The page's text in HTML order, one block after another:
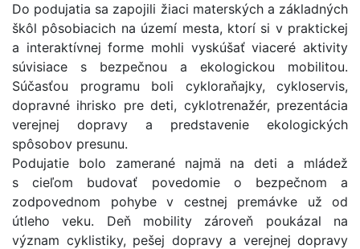
Do podujatia sa zapojili žiaci materských a základných
škôl pôsobiacich na území mesta, ktorí si v praktickej
a interaktívnej forme mohli vyskúšať viaceré aktivity
súvisiace s bezpečnou a ekologickou mobilitou.
Súčasťou programu boli cykloraňajky, cykloservis,
dopravné ihrisko pre deti, cyklotrenažér, prezentácia
verejnej dopravy a predstavenie ekologických
spôsobov presunu.
Podujatie bolo zamerané najmä na deti a mládež
s cieľom budovať povedomie o bezpečnom a
zodpovednom pohybe v cestnej premávke už od
útleho veku. Deň mobility zároveň poukázal na
význam cyklistiky, pešej dopravy a verejnej dopravy